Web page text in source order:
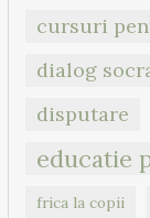
cursuri
dialog
disputare
educatie
frica la copii